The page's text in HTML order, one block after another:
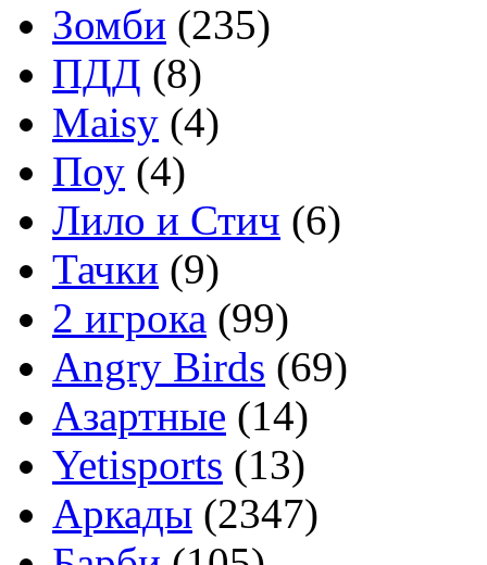
Зомби (235)
ПДД (8)
Maisy (4)
Поу (4)
Лило и Стич (6)
Тачки (9)
2 игрока (99)
Angry Birds (69)
Азартные (14)
Yetisports (13)
Аркады (2347)